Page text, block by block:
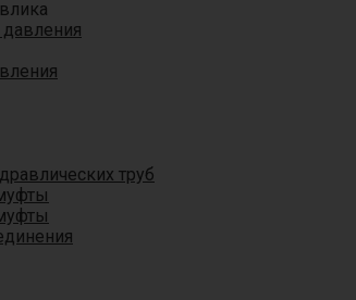
труб